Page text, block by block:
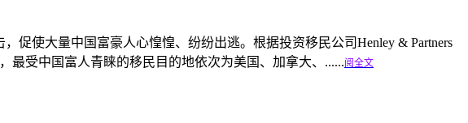
促使大量中国富豪人心惶惶、纷纷出逃。根据投资移民公司Henley & Partners
最受中国富人青睐的移民目的地依次为美国、加拿大、......阅全文